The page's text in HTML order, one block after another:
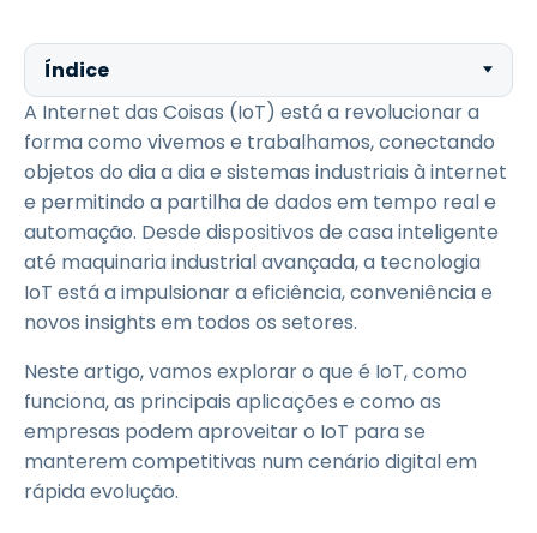
Índice
A Internet das Coisas (IoT) está a revolucionar a
forma como vivemos e trabalhamos, conectando
objetos do dia a dia e sistemas industriais à internet
e permitindo a partilha de dados em tempo real e
automação. Desde dispositivos de casa inteligente
até maquinaria industrial avançada, a tecnologia
IoT está a impulsionar a eficiência, conveniência e
novos insights em todos os setores.
Neste artigo, vamos explorar o que é IoT, como
funciona, as principais aplicações e como as
empresas podem aproveitar o IoT para se
manterem competitivas num cenário digital em
rápida evolução.